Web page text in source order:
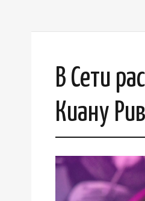
В Сети
Киану